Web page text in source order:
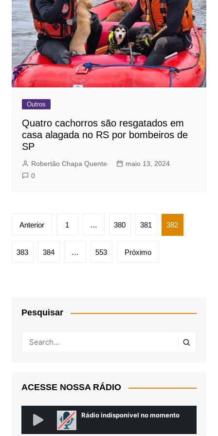
Outros
Quatro cachorros são resgatados em
casa alagada no RS por bombeiros de
SP
Robertão Chapa Quente
maio 13, 2024
0
Paginação
posts
Anterior 1 … 380 381 382
383 384 … 553 Próximo
Pesquisar
ACESSE NOSSA RÁDIO